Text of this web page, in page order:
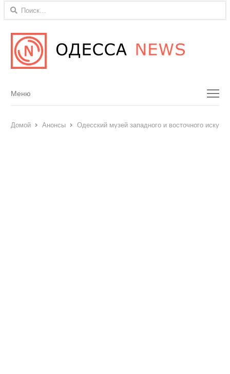
Найти:
Menu
Меню
Домой Анонсы Одесский музей западного и восточного